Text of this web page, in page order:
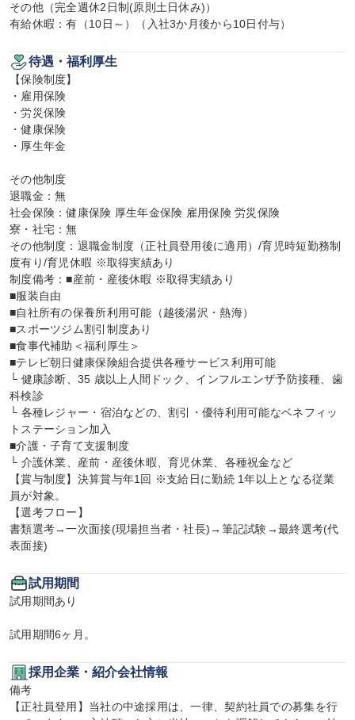
その他（完全週休2日制(原則土日休み)）
有給休暇：有（10日～）（入社3か月後から10日付与）
待遇・福利厚生
【保険制度】
・雇用保険
・労災保険
・健康保険
・厚生年金
その他制度
退職金：無
社会保険：健康保険 厚生年金保険 雇用保険 労災保険
寮・社宅：無
その他制度：退職金制度（正社員登用後に適用）/育児時短勤務制
度有り/育児休暇 ※取得実績あり
制度備考：■産前・産後休暇 ※取得実績あり
■服装自由
■自社所有の保養所利用可能（越後湯沢・熱海）
■スポーツジム割引制度あり
■食事代補助＜福利厚生＞
■テレビ朝日健康保険組合提供各種サービス利用可能
└ 健康診断、35 歳以上人間ドック、インフルエンザ予防接種、歯
科検診
└ 各種レジャー・宿泊などの、割引・優待利用可能なベネフィッ
トステーション加入
■介護・子育て支援制度
└ 介護休業、産前・産後休暇、育児休業、各種祝金など
【賞与制度】決算賞与年1回 ※支給日に勤続 1年以上となる従業
員が対象。
【選考フロー】
書類選考→一次面接(現場担当者・社長)→筆記試験→最終選考(代
表面接)
試用期間
試用期間あり
試用期間6ヶ月。
採用企業・紹介会社情報
備考
【正社員登用】当社の中途採用は、一律、契約社員での募集を行